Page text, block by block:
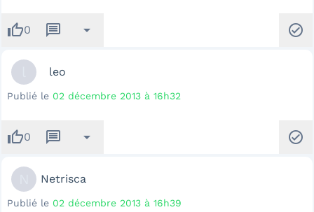
thumb_up0 message arrow_drop_down check_circle
leo
Publié le 02 décembre 2013 à 16h32
thumb_up0 message arrow_drop_down check_circle
Netrisca
Publié le 02 décembre 2013 à 16h39